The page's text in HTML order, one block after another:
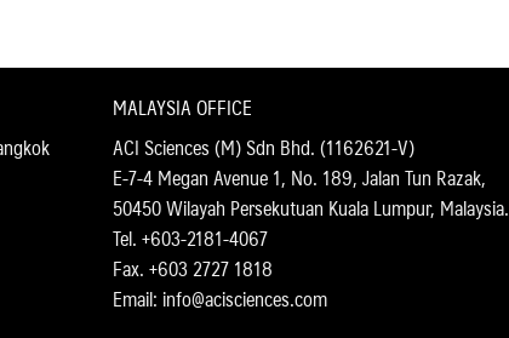
MALAYSIA OFFICE
ACI Sciences (M) Sdn Bhd. (1162621-V)
E-7-4 Megan Avenue 1, No. 189, Jalan Tun Razak,
50450 Wilayah Persekutuan Kuala Lumpur, Malaysia.
Tel. +603-2181-4067
Fax. +603 2727 1818
Email: info@acisciences.com